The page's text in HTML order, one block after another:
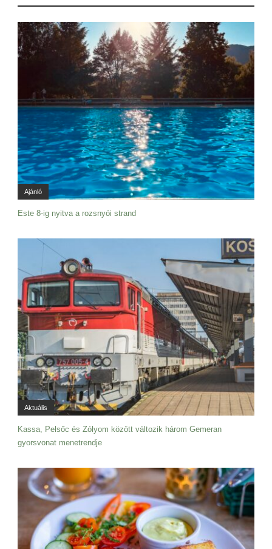
Ajánló
Este 8-ig nyitva a rozsnyói strand
Aktuális
Kassa, Pelsőc és Zólyom között változik három Gemeran
gyorsvonat menetrendje